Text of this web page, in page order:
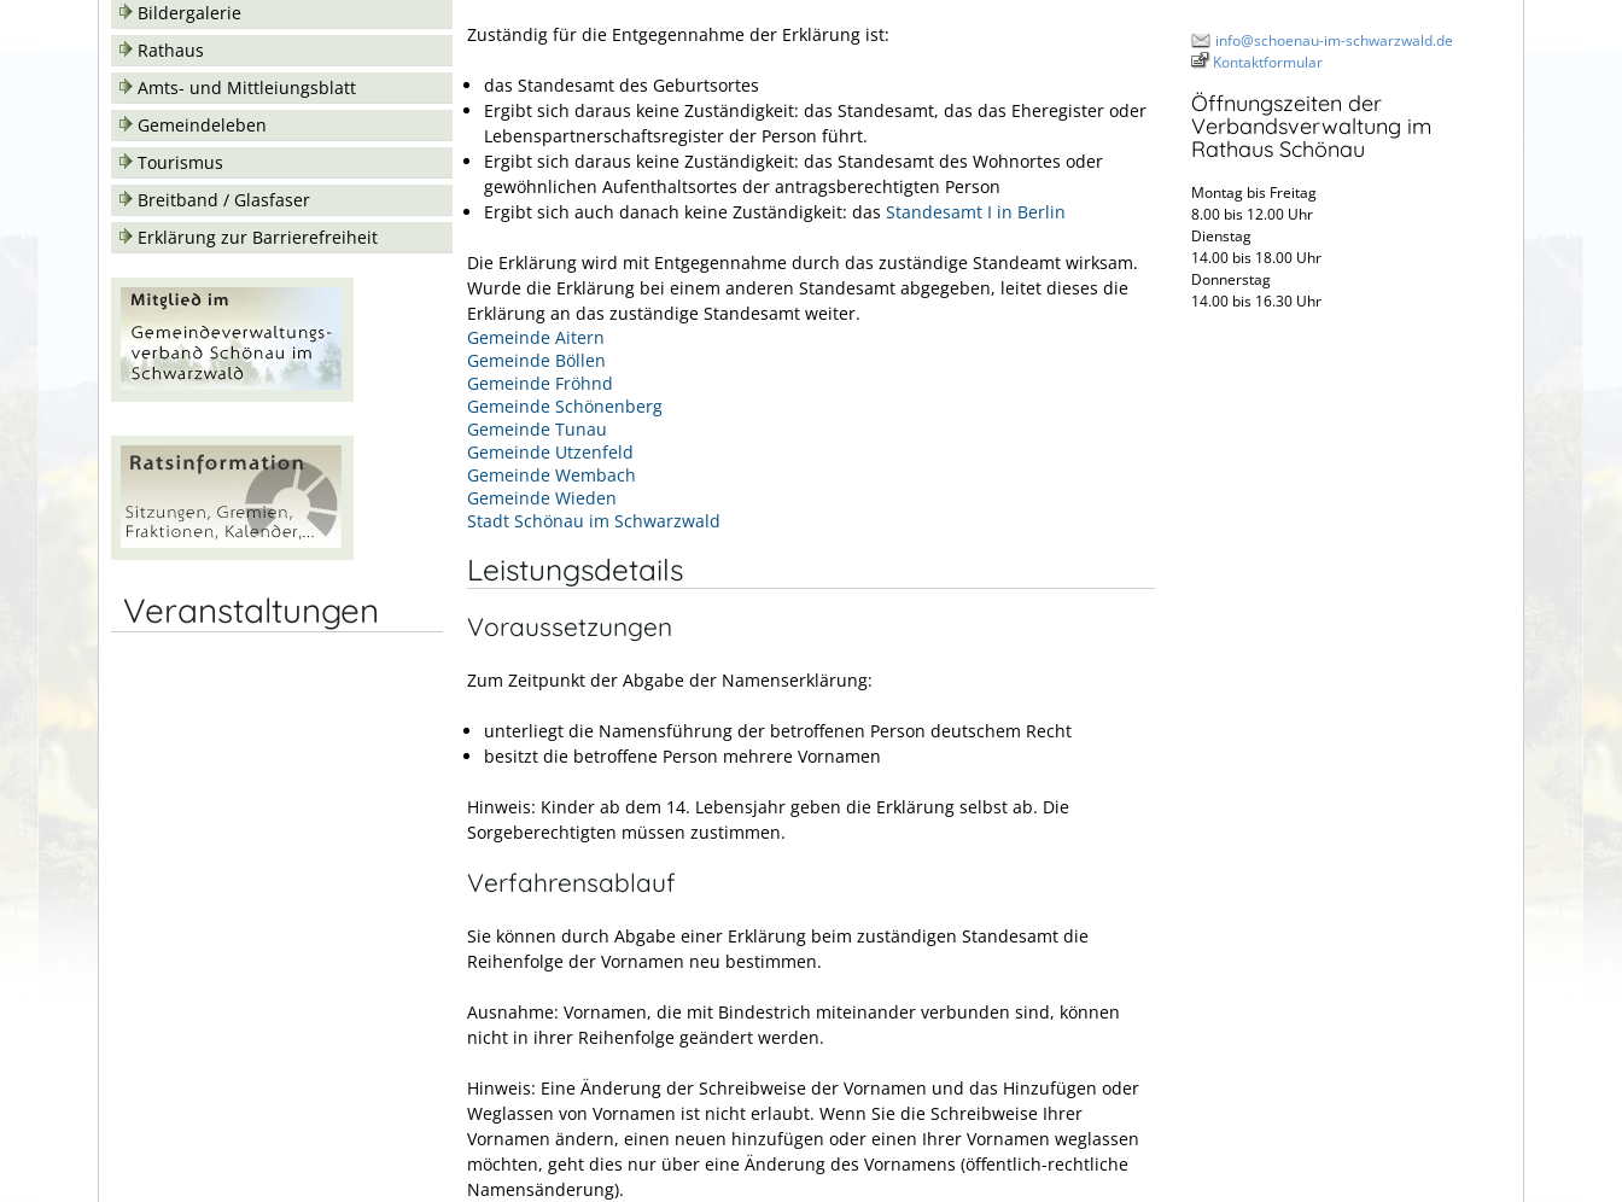
Bildergalerie
Rathaus
Amts- und Mittleiungsblatt
Gemeindeleben
Tourismus
Breitband / Glasfaser
Erklärung zur Barrierefreiheit
Veranstaltungen
Zuständig für die Entgegennahme der Erklärung ist:
das Standesamt des Geburtsortes
Ergibt sich daraus keine Zuständigkeit: das Standesamt, das das Eheregister oder
Lebenspartnerschaftsregister der Person führt.
Ergibt sich daraus keine Zuständigkeit: das Standesamt des Wohnortes oder
gewöhnlichen Aufenthaltsortes der antragsberechtigten Person
Ergibt sich auch danach keine Zuständigkeit: das Standesamt I in Berlin
Die Erklärung wird mit Entgegennahme durch das zuständige Standeamt wirksam.
Wurde die Erklärung bei einem anderen Standesamt abgegeben, leitet dieses die
Erklärung an das zuständige Standesamt weiter.
Gemeinde Aitern
Gemeinde Böllen
Gemeinde Fröhnd
Gemeinde Schönenberg
Gemeinde Tunau
Gemeinde Utzenfeld
Gemeinde Wembach
Gemeinde Wieden
Stadt Schönau im Schwarzwald
Leistungsdetails
Voraussetzungen
Zum Zeitpunkt der Abgabe der Namenserklärung:
unterliegt die Namensführung der betroffenen Person deutschem Recht
besitzt die betroffene Person mehrere Vornamen
Hinweis: Kinder ab dem 14. Lebensjahr geben die Erklärung selbst ab. Die
Sorgeberechtigten müssen zustimmen.
Verfahrensablauf
Sie können durch Abgabe einer Erklärung beim zuständigen Standesamt die
Reihenfolge der Vornamen neu bestimmen.
Ausnahme: Vornamen, die mit Bindestrich miteinander verbunden sind, können
nicht in ihrer Reihenfolge geändert werden.
Hinweis: Eine Änderung der Schreibweise der Vornamen und das Hinzufügen oder
Weglassen von Vornamen ist nicht erlaubt. Wenn Sie die Schreibweise Ihrer
Vornamen ändern, einen neuen hinzufügen oder einen Ihrer Vornamen weglassen
möchten, geht dies nur über eine Änderung des Vornamens (öffentlich-rechtliche
Namensänderung).
info@schoenau-im-schwarzwald.de
Kontaktformular
Öffnungszeiten der
Verbandsverwaltung im
Rathaus Schönau
Montag bis Freitag
8.00 bis 12.00 Uhr
Dienstag
14.00 bis 18.00 Uhr
Donnerstag
14.00 bis 16.30 Uhr